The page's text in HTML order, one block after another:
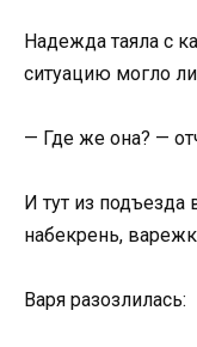
Надежда таяла с
ситуацию могло
— Где же она? —
И тут из подъезда
набекрень,
Варя разозлилась: